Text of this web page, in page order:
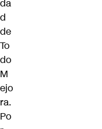
da
d
de
To
do
M
ejo
ra.
Po